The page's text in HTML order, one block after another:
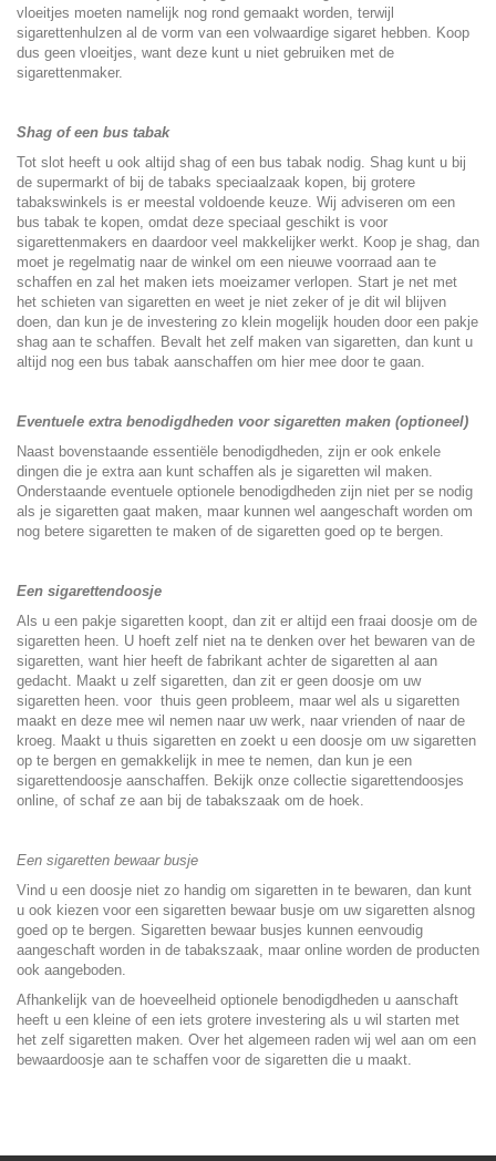
vloeitjes moeten namelijk nog rond gemaakt worden, terwijl
sigarettenhulzen al de vorm van een volwaardige sigaret hebben. Koop
dus geen vloeitjes, want deze kunt u niet gebruiken met de
sigarettenmaker.
Shag of een bus tabak
Tot slot heeft u ook altijd shag of een bus tabak nodig. Shag kunt u bij
de supermarkt of bij de tabaks speciaalzaak kopen, bij grotere
tabakswinkels is er meestal voldoende keuze. Wij adviseren om een
bus tabak te kopen, omdat deze speciaal geschikt is voor
sigarettenmakers en daardoor veel makkelijker werkt. Koop je shag, dan
moet je regelmatig naar de winkel om een nieuwe voorraad aan te
schaffen en zal het maken iets moeizamer verlopen. Start je net met
het schieten van sigaretten en weet je niet zeker of je dit wil blijven
doen, dan kun je de investering zo klein mogelijk houden door een pakje
shag aan te schaffen. Bevalt het zelf maken van sigaretten, dan kunt u
altijd nog een bus tabak aanschaffen om hier mee door te gaan.
Eventuele extra benodigdheden voor sigaretten maken (optioneel)
Naast bovenstaande essentiële benodigdheden, zijn er ook enkele
dingen die je extra aan kunt schaffen als je sigaretten wil maken.
Onderstaande eventuele optionele benodigdheden zijn niet per se nodig
als je sigaretten gaat maken, maar kunnen wel aangeschaft worden om
nog betere sigaretten te maken of de sigaretten goed op te bergen.
Een sigarettendoosje
Als u een pakje sigaretten koopt, dan zit er altijd een fraai doosje om de
sigaretten heen. U hoeft zelf niet na te denken over het bewaren van de
sigaretten, want hier heeft de fabrikant achter de sigaretten al aan
gedacht. Maakt u zelf sigaretten, dan zit er geen doosje om uw
sigaretten heen. voor thuis geen probleem, maar wel als u sigaretten
maakt en deze mee wil nemen naar uw werk, naar vrienden of naar de
kroeg. Maakt u thuis sigaretten en zoekt u een doosje om uw sigaretten
op te bergen en gemakkelijk in mee te nemen, dan kun je een
sigarettendoosje aanschaffen. Bekijk onze collectie sigarettendoosjes
online, of schaf ze aan bij de tabakszaak om de hoek.
Een sigaretten bewaar busje
Vind u een doosje niet zo handig om sigaretten in te bewaren, dan kunt
u ook kiezen voor een sigaretten bewaar busje om uw sigaretten alsnog
goed op te bergen. Sigaretten bewaar busjes kunnen eenvoudig
aangeschaft worden in de tabakszaak, maar online worden de producten
ook aangeboden.
Afhankelijk van de hoeveelheid optionele benodigdheden u aanschaft
heeft u een kleine of een iets grotere investering als u wil starten met
het zelf sigaretten maken. Over het algemeen raden wij wel aan om een
bewaardoosje aan te schaffen voor de sigaretten die u maakt.